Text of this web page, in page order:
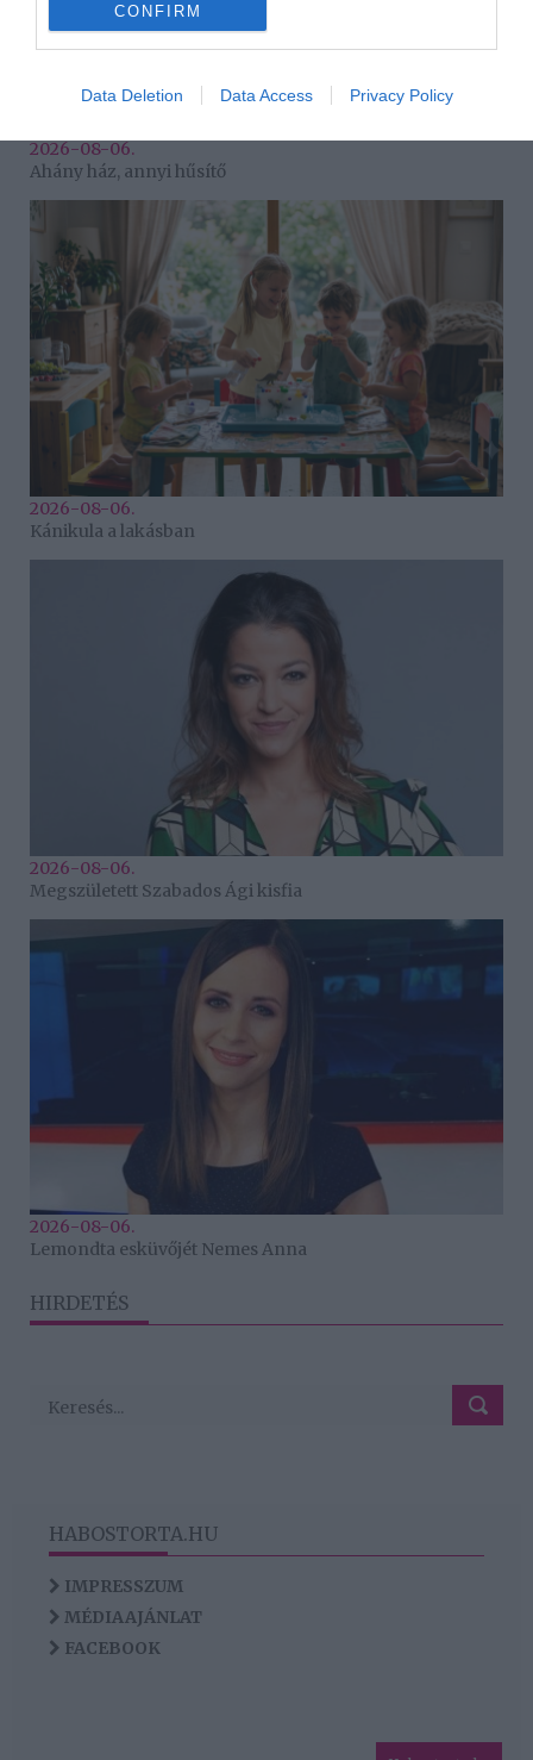
CONFIRM
Data Deletion Data Access Privacy Policy
2026-08-06.
Ahány ház, annyi hűsítő
2026-08-06.
Kánikula a lakásban
2026-08-06.
Megszületett Szabados Ági kisfia
2026-08-06.
Lemondta esküvőjét Nemes Anna
HIRDETÉS
HABOSTORTA.HU
IMPRESSZUM
MÉDIAAJÁNLAT
FACEBOOK